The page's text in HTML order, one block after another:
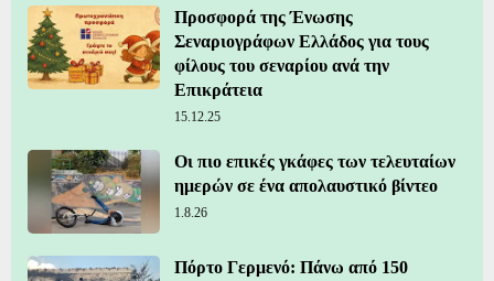
Προσφορά της Ένωσης
Σεναριογράφων Ελλάδος για τους
φίλους του σεναρίου ανά την
Επικράτεια
15.12.25
Οι πιο επικές γκάφες των τελευταίων
ημερών σε ένα απολαυστικό βίντεο
1.8.26
Πόρτο Γερμενό: Πάνω από 150